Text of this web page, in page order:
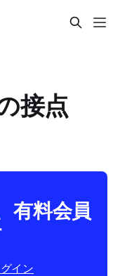
接点
有料会員
イン